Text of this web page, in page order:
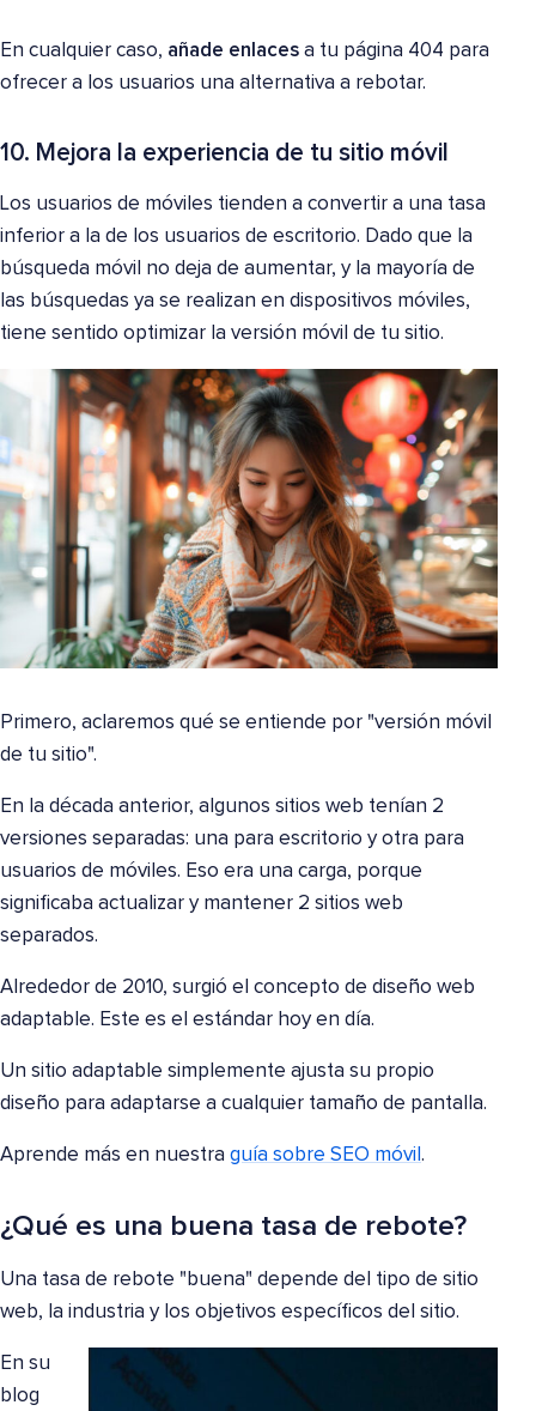
En cualquier caso, añade enlaces a tu página 404 para
ofrecer a los usuarios una alternativa a rebotar.
10. Mejora la experiencia de tu sitio móvil
Los usuarios de móviles tienden a convertir a una tasa
inferior a la de los usuarios de escritorio. Dado que la
búsqueda móvil no deja de aumentar, y la mayoría de
las búsquedas ya se realizan en dispositivos móviles,
tiene sentido optimizar la versión móvil de tu sitio.
Primero, aclaremos qué se entiende por "versión móvil
de tu sitio".
En la década anterior, algunos sitios web tenían 2
versiones separadas: una para escritorio y otra para
usuarios de móviles. Eso era una carga, porque
significaba actualizar y mantener 2 sitios web
separados.
Alrededor de 2010, surgió el concepto de diseño web
adaptable. Este es el estándar hoy en día.
Un sitio adaptable simplemente ajusta su propio
diseño para adaptarse a cualquier tamaño de pantalla.
Aprende más en nuestra guía sobre SEO móvil .
¿Qué es una buena tasa de rebote?
Una tasa de rebote "buena" depende del tipo de sitio
web, la industria y los objetivos específicos del sitio.
En su
blog